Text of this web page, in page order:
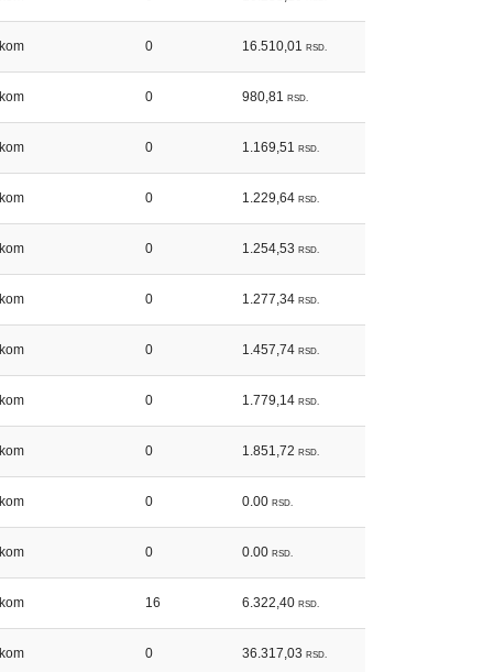
kom 0 16.510,01 RSD.
kom 0 980,81 RSD.
kom 0 1.169,51 RSD.
kom 0 1.229,64 RSD.
kom 0 1.254,53 RSD.
kom 0 1.277,34 RSD.
kom 0 1.457,74 RSD.
kom 0 1.779,14 RSD.
kom 0 1.851,72 RSD.
kom 0 0.00 RSD.
kom 0 0.00 RSD.
kom 16 6.322,40 RSD.
kom 0 36.317,03 RSD.